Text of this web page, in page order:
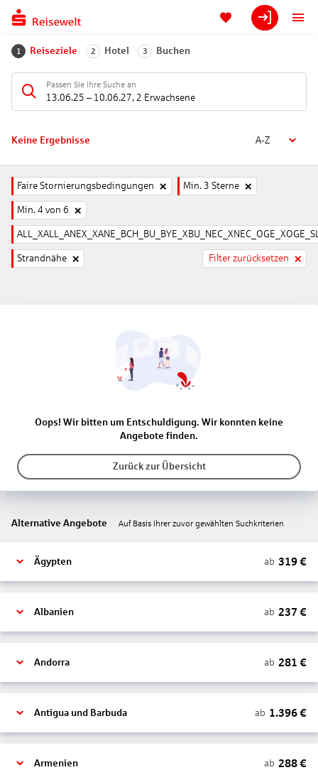
1 Reiseziele 2 Hotel 3 Buchen
Passen Sie Ihre Suche an
13.06.25 – 10.06.27, 2 Erwachsene
Keine Ergebnisse A-Z
Faire Stornierungsbedingungen Min. 3 Sterne
Min. 4 von 6
Strandnähe Filter zurücksetzen
Oops! Wir bitten um Entschuldigung. Wir konnten keine
Angebote finden.
Zurück zur Übersicht
Alternative Angebote Auf Basis Ihrer zuvor gewählten Suchkriterien
Ägypten ab 319€
Albanien ab 237 €
Andorra ab 281 €
Antigua und Barbuda ab 1.396€
Armenien ab 288€